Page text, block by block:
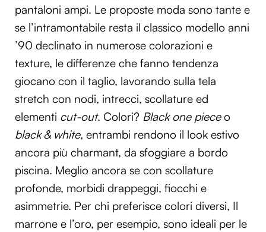
pantaloni ampi. Le proposte moda sono tante e
se l’intramontabile resta il classico modello anni
’90 declinato in numerose colorazioni e
texture, le differenze che fanno tendenza
giocano con il taglio, lavorando sulla tela
stretch con nodi, intrecci, scollature ed
elementi cut-out. Colori? Black one pieceo
black & white, entrambi rendono il look estivo
ancora più charmant, da sfoggiare a bordo
piscina. Meglio ancora se con scollature
profonde, morbidi drappeggi, fiocchi e
asimmetrie. Per chi preferisce colori diversi, Il
marrone e l’oro, per esempio, sono ideali per le